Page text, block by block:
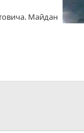
Майдан